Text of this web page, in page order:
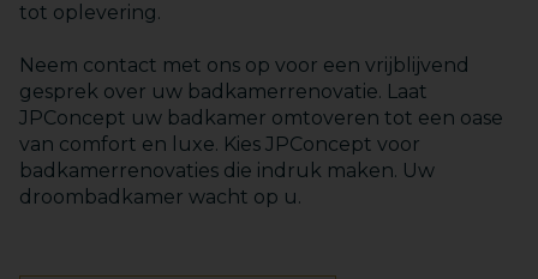
tot oplevering.
Neem contact met ons op voor een vrijblijvend
gesprek over uw badkamerrenovatie. Laat
JPConcept uw badkamer omtoveren tot een oase
van comfort en luxe. Kies JPConcept voor
badkamerrenovaties die indruk maken. Uw
droombadkamer wacht op u.